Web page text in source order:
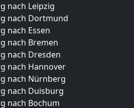
nach Leipzig
nach Dortmund
nach Essen
nach Bremen
nach Dresden
nach Hannover
nach Nürnberg
nach Duisburg
nach Bochum